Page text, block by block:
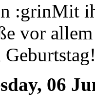
. Mit
vor
06